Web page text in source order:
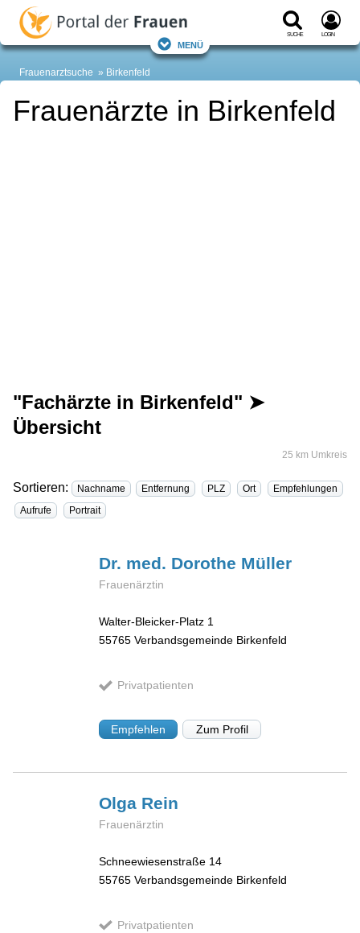
Suche Login
Menü
Frauenarztsuche Birkenfeld
Frauenärzte in Birkenfeld
"Fachärzte in Birkenfeld" ➤
Übersicht
25 km Umkreis
Sortieren: Nachname Entfernung PLZ Ort
Empfehlungen
Aufrufe
Portrait
Dr. med. Dorothe Müller
Frauenärztin
Walter-Bleicker-Platz 1
55765 Verbandsgemeinde Birkenfeld
Privatpatienten
Empfehlen Zum Profil
Olga Rein
Frauenärztin
Schneewiesenstraße 14
55765 Verbandsgemeinde Birkenfeld
Privatpatienten